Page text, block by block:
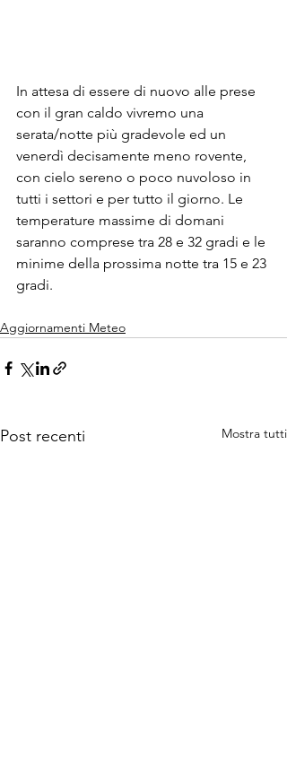
In attesa di essere di nuovo alle prese
con il gran caldo vivremo una
serata/notte più gradevole ed un
venerdì decisamente meno rovente,
con cielo sereno o poco nuvoloso in
tutti i settori e per tutto il giorno. Le
temperature massime di domani
saranno comprese tra 28 e 32 gradi e le
minime della prossima notte tra 15 e 23
gradi.
Aggiornamenti Meteo
Post recenti Mostra tutti